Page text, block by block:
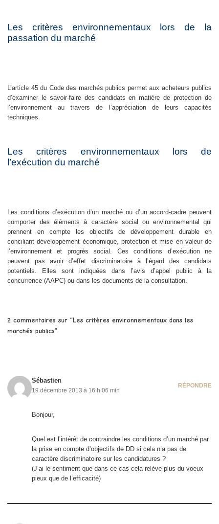
Les critères environnementaux lors de la
passation du marché
L’article 45 du Code des marchés publics permet aux acheteurs publics
d’examiner le savoir-faire des candidats en matière de protection de
l’environnement au travers de l’appréciation de leurs capacités
techniques.
Les critères environnementaux lors de
l’exécution du marché
Les conditions d’exécution d’un marché ou d’un accord-cadre peuvent
comporter des éléments à caractère social ou environnemental qui
prennent en compte les objectifs de développement durable en
conciliant développement économique, protection et mise en valeur de
l’environnement et progrès social. Ces conditions d’exécution ne
peuvent pas avoir d’effet discriminatoire à l’égard des candidats
potentiels. Elles sont indiquées dans l’avis d’appel public à la
concurrence (AAPC) ou dans les documents de la consultation.
2 commentaires sur “Les critères environnementaux dans les
marchés publics”
Sébastien
19 décembre 2013 à 16 h 06 min
RÉPONDRE
Bonjour,
Quel est l’intérêt de contraindre les conditions d’un marché par
la prise en compte d’objectifs de DD si cela n’a pas de
caractère discriminatoire sur les candidatures ?
(J’ai le sentiment que dans ce cas cela relève plus du voeux
pieux que de l’efficacité)